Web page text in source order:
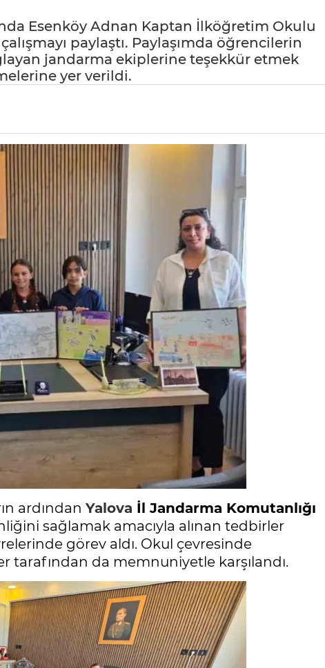
Esenköy Adnan Kaptan İlköğretim Okulu
paylaştı. Paylaşımda öğrencilerin
jandarma ekiplerine teşekkür etmek
yer verildi.
ardından Yalova İl Jandarma Komutanlığı
sağlamak amacıyla alınan tedbirler
görev aldı. Okul çevresinde
da memnuniyetle karşılandı.